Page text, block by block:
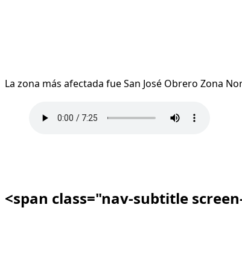
La zona más afectada fue San José Obrero Zona
<span class="nav-subtitle